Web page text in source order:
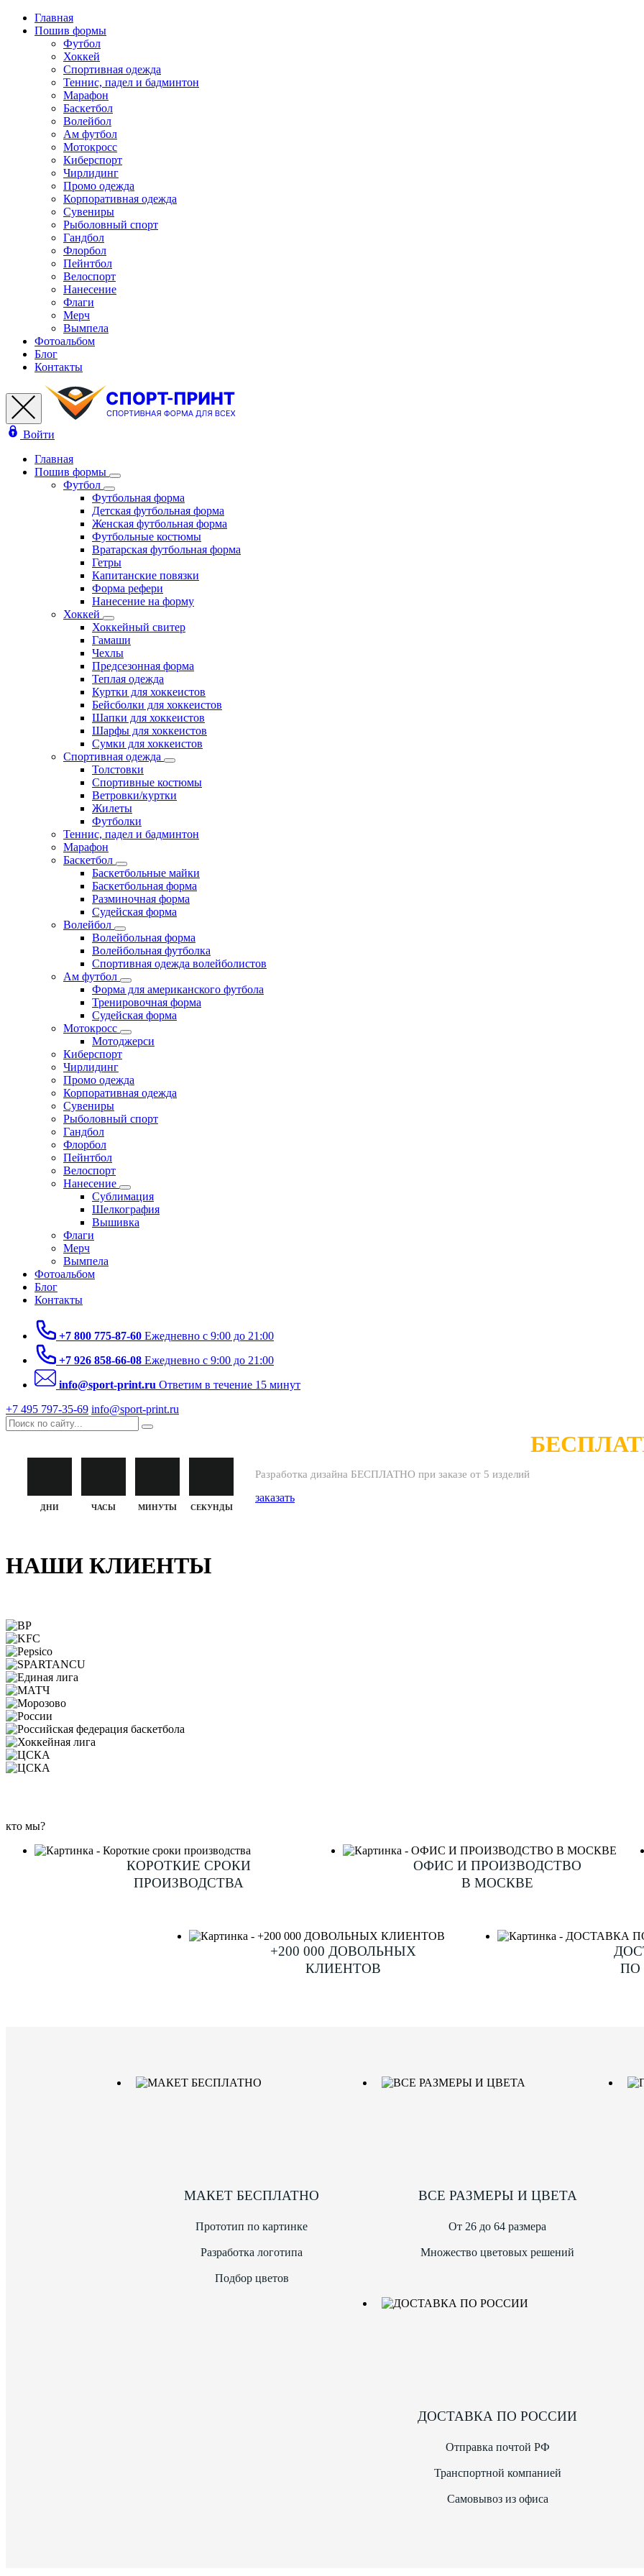
Главная
Пошив формы
Футбол
Хоккей
Спортивная одежда
Теннис, падел и бадминтон
Марафон
Баскетбол
Волейбол
Ам футбол
Мотокросс
Киберспорт
Чирлидинг
Промо одежда
Корпоративная одежда
Сувениры
Рыболовный спорт
Гандбол
Флорбол
Пейнтбол
Велоспорт
Нанесение
Флаги
Мерч
Вымпела
Фотоальбом
Блог
Контакты
Войти
Главная
Пошив формы
Футбол
Футбольная форма
Детская футбольная форма
Женская футбольная форма
Футбольные костюмы
Вратарская футбольная форма
Гетры
Капитанские повязки
Форма рефери
Нанесение на форму
Хоккей
Хоккейный свитер
Гамаши
Чехлы
Предсезонная форма
Теплая одежда
Куртки для хоккеистов
Бейсболки для хоккеистов
Шапки для хоккеистов
Шарфы для хоккеистов
Сумки для хоккеистов
Спортивная одежда
Толстовки
Спортивные костюмы
Ветровки/куртки
Жилеты
Футболки
Теннис, падел и бадминтон
Марафон
Баскетбол
Баскетбольные майки
Баскетбольная форма
Разминочная форма
Судейская форма
Волейбол
Волейбольная форма
Волейбольная футболка
Спортивная одежда волейболистов
Ам футбол
Форма для американского футбола
Тренировочная форма
Судейская форма
Мотокросс
Мотоджерси
Киберспорт
Чирлидинг
Промо одежда
Корпоративная одежда
Сувениры
Рыболовный спорт
Гандбол
Флорбол
Пейнтбол
Велоспорт
Нанесение
Сублимация
Шелкография
Вышивка
Флаги
Мерч
Вымпела
Фотоальбом
Блог
Контакты
+7 800 775-87-60 Ежедневно с 9:00 до 21:00
+7 926 858-66-08 Ежедневно с 9:00 до 21:00
info@sport-print.ru Ответим в течение 15 минут
+7 495 797‑35-69 info@sport-print.ru
ДНИ ЧАСЫ МИНУТЫ СЕКУНДЫ
Разработка дизайна БЕСПЛАТНО при заказе от 5 изделий
заказать
НАШИ КЛИЕНТЫ
кто мы?
КОРОТКИЕ СРОКИ
ПРОИЗВОДСТВА
ОФИС И ПРОИЗВОДСТВО
В МОСКВЕ
+200 000 ДОВОЛЬНЫХ
КЛИЕНТОВ
ПО
МАКЕТ БЕСПЛАТНО
Прототип по картинке
Разработка логотипа
Подбор цветов
ВСЕ РАЗМЕРЫ И ЦВЕТА
От 26 до 64 размера
Множество цветовых решений
ДОСТАВКА ПО РОССИИ
Отправка почтой РФ
Транспортной компанией
Самовывоз из офиса